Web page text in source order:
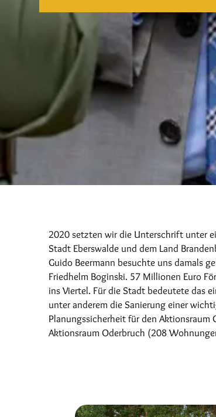
2020 setzten wir die Unterschrift unter
Stadt Eberswalde und dem Land
Guido Beermann besuchte uns damals
Friedhelm Boginski. 57 Millionen Euro
ins Viertel. Für die Stadt bedeutete das
unter anderem die Sanierung einer
Planungssicherheit für den
Aktionsraum Oderbruch (208